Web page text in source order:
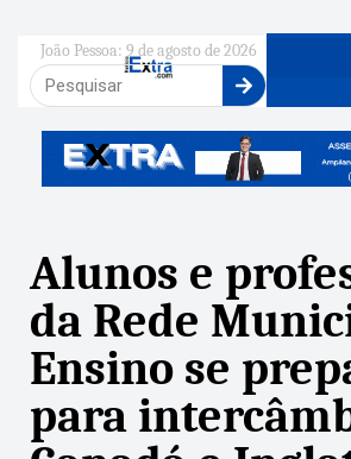
João Pessoa: 9 de agosto de 2026
Alunos e
da Rede
Ensino se
para